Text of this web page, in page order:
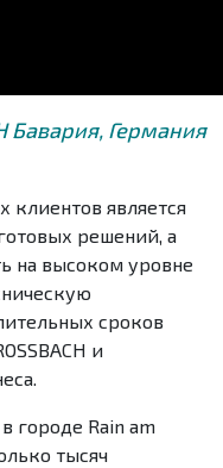
Бавария, Германия
клиентов является
решений, а
на высоком уровне
сроков
и
городе Rain am
тысяч